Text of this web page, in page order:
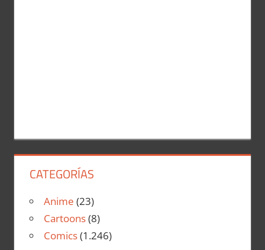
CATEGORÍAS
Anime (23)
Cartoons(8)
Comics(1.246)